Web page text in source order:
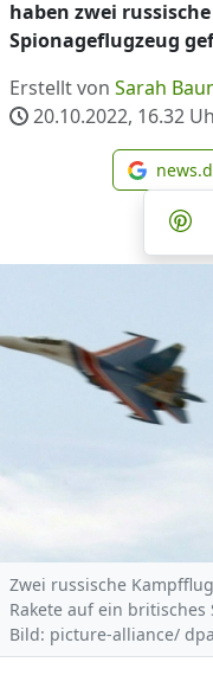
haben zwei
Spionageflugzeug
Erstellt von Sarah
20.10.2022, 16.32
Zwei russische
Rakete auf ein
Bild: picture-alliance/